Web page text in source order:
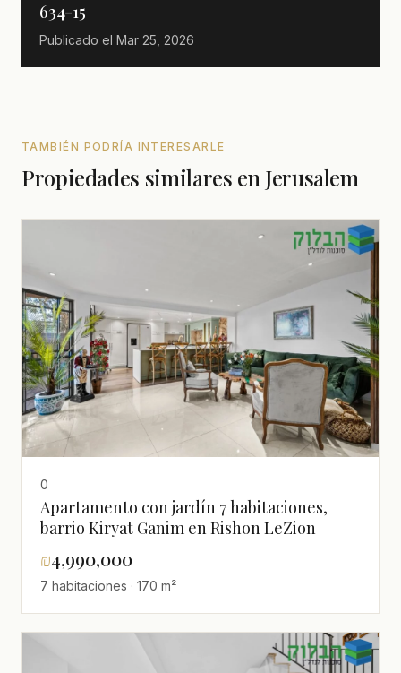
634-15
Publicado el Mar 25, 2026
TAMBIÉN PODRÍA INTERESARLE
Propiedades similares en Jerusalem
0
Apartamento con jardín 7 habitaciones,
barrio Kiryat Ganim en Rishon LeZion
₪4,990,000
7 habitaciones · 170 m²